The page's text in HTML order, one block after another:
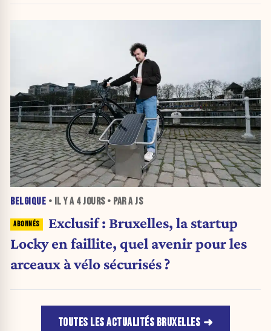
BELGIQUE • IL Y A 4 JOURS• PAR A JS
Exclusif : Bruxelles, la startup
Locky en faillite, quel avenir pour les
arceaux à vélo sécurisés ?
TOUTES LES ACTUALITÉS BRUXELLES